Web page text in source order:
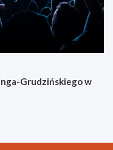
Grudzińskiego w